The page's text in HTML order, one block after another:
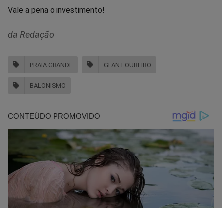
Vale a pena o investimento!
da Redação
PRAIA GRANDE GEAN LOUREIRO
BALONISMO